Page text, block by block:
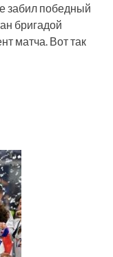
забил победный
бригадой
матча. Вот так